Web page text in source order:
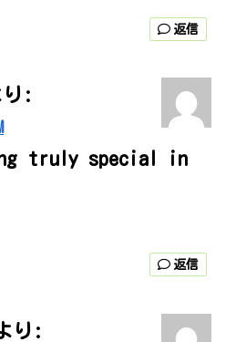
返信
り:
truly special in
返信
り: